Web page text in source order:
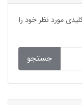
مورد نظر خود را
جستجو